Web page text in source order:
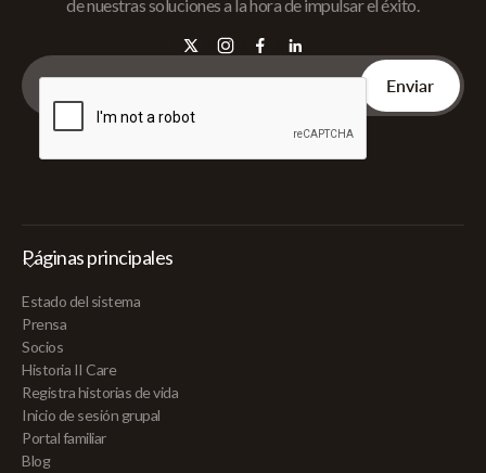
de nuestras soluciones a la hora de impulsar el éxito.
Páginas principales
Estado del sistema
Prensa
Socios
Historia II Care
Registra historias de vida
Inicio de sesión grupal
Portal familiar
Blog